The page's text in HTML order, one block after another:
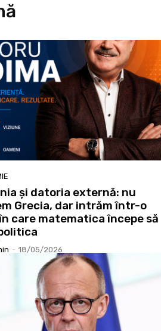
și datoria externă: nu
Grecia, dar intrăm într-o
care matematica începe să
- 18/05/2026